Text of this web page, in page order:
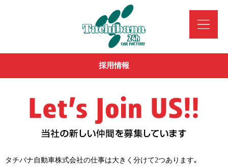
採用情報
タチバナ自動車株式会社の仕事は大きく分けて2つあります｡